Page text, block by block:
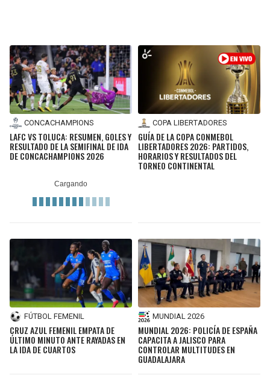
CONCACHAMPIONS
LAFC VS TOLUCA: RESUMEN, GOLES Y
RESULTADO DE LA SEMIFINAL DE IDA
DE CONCACHAMPIONS 2026
COPA LIBERTADORES
GUÍA DE LA COPA CONMEBOL
LIBERTADORES 2026: PARTIDOS,
HORARIOS Y RESULTADOS DEL
TORNEO CONTINENTAL
FÚTBOL FEMENIL
CRUZ AZUL FEMENIL EMPATA DE
ÚLTIMO MINUTO ANTE RAYADAS EN
LA IDA DE CUARTOS
MUNDIAL 2026
MUNDIAL 2026: POLICÍA DE ESPAÑA
CAPACITA A JALISCO PARA
CONTROLAR MULTITUDES EN
GUADALAJARA